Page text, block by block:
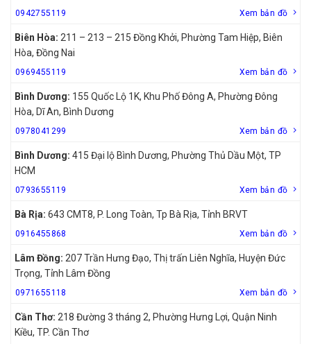
0942755119 Xem bản đồ
Biên Hòa: 211 – 213 – 215 Đồng Khởi, Phường Tam Hiệp, Biên
Hòa, Đồng Nai
0969455119 Xem bản đồ
Bình Dương: 155 Quốc Lộ 1K, Khu Phố Đông A, Phường Đông
Hòa, Dĩ An, Bình Dương
0978041299 Xem bản đồ
Bình Dương: 415 Đại lộ Bình Dương, Phường Thủ Dầu Một, TP
HCM
0793655119 Xem bản đồ
Bà Rịa: 643 CMT8, P. Long Toàn, Tp Bà Rịa, Tỉnh BRVT
0916455868 Xem bản đồ
Lâm Đồng: 207 Trần Hưng Đạo, Thị trấn Liên Nghĩa, Huyện Đức
Trọng, Tỉnh Lâm Đồng
0971655118 Xem bản đồ
Cần Thơ: 218 Đường 3 tháng 2, Phường Hưng Lợi, Quận Ninh
Kiều, TP. Cần Thơ